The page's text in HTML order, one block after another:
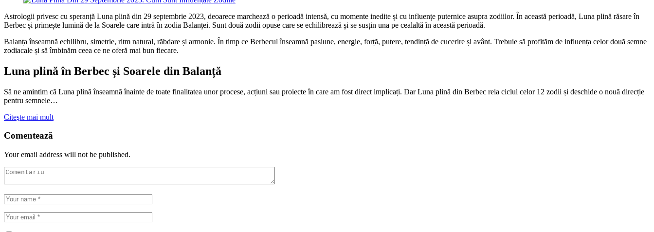
Astrologii privesc cu speranță Luna plină din 29 septembrie 2023, deoarece marchează o perioadă intensă, cu momente inedite și cu influențe puternice asupra zodiilor. În această perioadă, Luna plină răsare în
Berbec și primește lumină de la Soarele care intră în zodia Balanței. Sunt două zodii opuse care se echilibrează și se susțin una pe cealaltă în această perioadă.
Balanța înseamnă echilibru, simetrie, ritm natural, răbdare și armonie. În timp ce Berbecul înseamnă pasiune, energie, forță, putere, tendință de cucerire și avânt. Trebuie să profităm de influența celor două semne
zodiacale și să îmbinăm ceea ce ne oferă mai bun fiecare.
Luna plină în Berbec și Soarele din Balanță
Să ne amintim că Luna plină înseamnă înainte de toate finalitatea unor procese, acțiuni sau proiecte în care am fost direct implicați. Dar Luna plină din Berbec reia ciclul celor 12 zodii și deschide o nouă direcție
pentru semnele…
Citeşte mai mult
Comentează
Your email address will not be published.